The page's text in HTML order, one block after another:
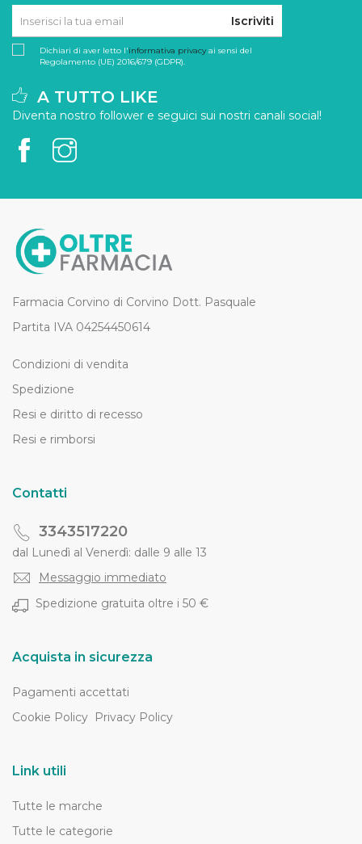
Iscriviti
Dichiari di aver letto l'informativa privacyai sensi del
Regolamento (UE) 2016/679 (GDPR).
A TUTTO LIKE
Diventa nostro follower e seguici sui nostri canali social!
Farmacia Corvino di Corvino Dott. Pasquale
Partita IVA 04254450614
Condizioni di vendita
Spedizione
Resi e diritto di recesso
Resi e rimborsi
Contatti
3343517220
dal Lunedì al Venerdì: dalle 9 alle 13
Messaggio immediato
Spedizione gratuita oltre i 50 €
Acquista in sicurezza
Pagamenti accettati
Cookie Policy Privacy Policy
Link utili
Tutte le marche
Tutte le categorie